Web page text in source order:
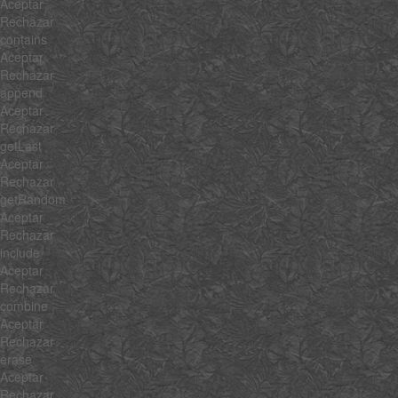
Rechazar
contains
Aceptar
Rechazar
append
Aceptar
Rechazar
getLast
Aceptar
Rechazar
getRandom
Aceptar
Rechazar
include
Aceptar
Rechazar
combine
Aceptar
Rechazar
erase
Aceptar
Rechazar